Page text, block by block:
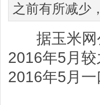
之前有所减少
据玉米网
2016年5月
2016年5月